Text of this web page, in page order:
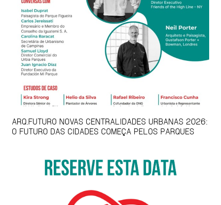
ARQ.FUTURO NOVAS CENTRALIDADES URBANAS 2026:
O FUTURO DAS CIDADES COMEÇA PELOS PARQUES